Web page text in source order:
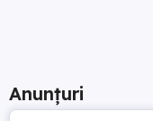
Anunțuri